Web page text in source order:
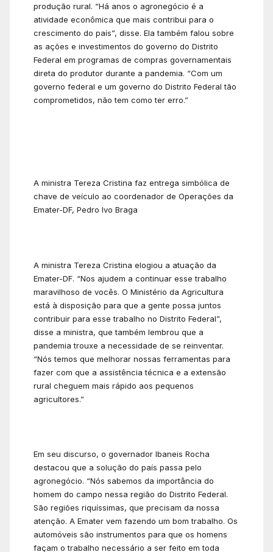
produção rural. “Há anos o agronegócio é a
atividade econômica que mais contribui para o
crescimento do país”, disse. Ela também falou sobre
as ações e investimentos do governo do Distrito
Federal em programas de compras governamentais
direta do produtor durante a pandemia. “Com um
governo federal e um governo do Distrito Federal tão
comprometidos, não tem como ter erro.”
A ministra Tereza Cristina faz entrega simbólica de
chave de veículo ao coordenador de Operações da
Emater-DF, Pedro Ivo Braga
A ministra Tereza Cristina elogiou a atuação da
Emater-DF. “Nos ajudem a continuar esse trabalho
maravilhoso de vocês. O Ministério da Agricultura
está à disposição para que a gente possa juntos
contribuir para esse trabalho no Distrito Federal”,
disse a ministra, que também lembrou que a
pandemia trouxe a necessidade de se reinventar.
“Nós temos que melhorar nossas ferramentas para
fazer com que a assistência técnica e a extensão
rural cheguem mais rápido aos pequenos
agricultores.”
Em seu discurso, o governador Ibaneis Rocha
destacou que a solução do país passa pelo
agronegócio. “Nós sabemos da importância do
homem do campo nessa região do Distrito Federal.
São regiões riquíssimas, que precisam da nossa
atenção. A Emater vem fazendo um bom trabalho. Os
automóveis são instrumentos para que os homens
façam o trabalho necessário a ser feito em toda